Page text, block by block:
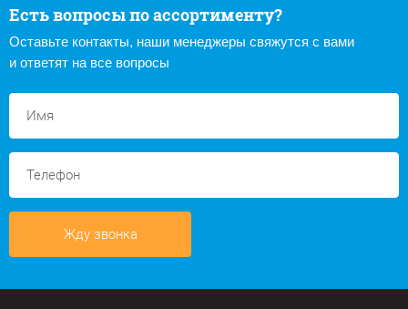
Есть вопросы по ассортименту?
Оставьте контакты, наши менеджеры свяжутся с вами
и ответят на все вопросы
Жду звонка